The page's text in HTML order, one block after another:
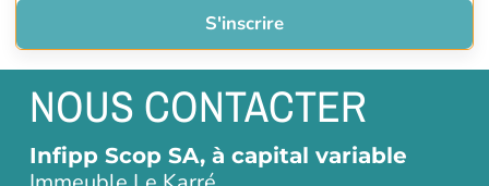
S'inscrire
NOUS CONTACTER
Infipp Scop SA, à capital variable